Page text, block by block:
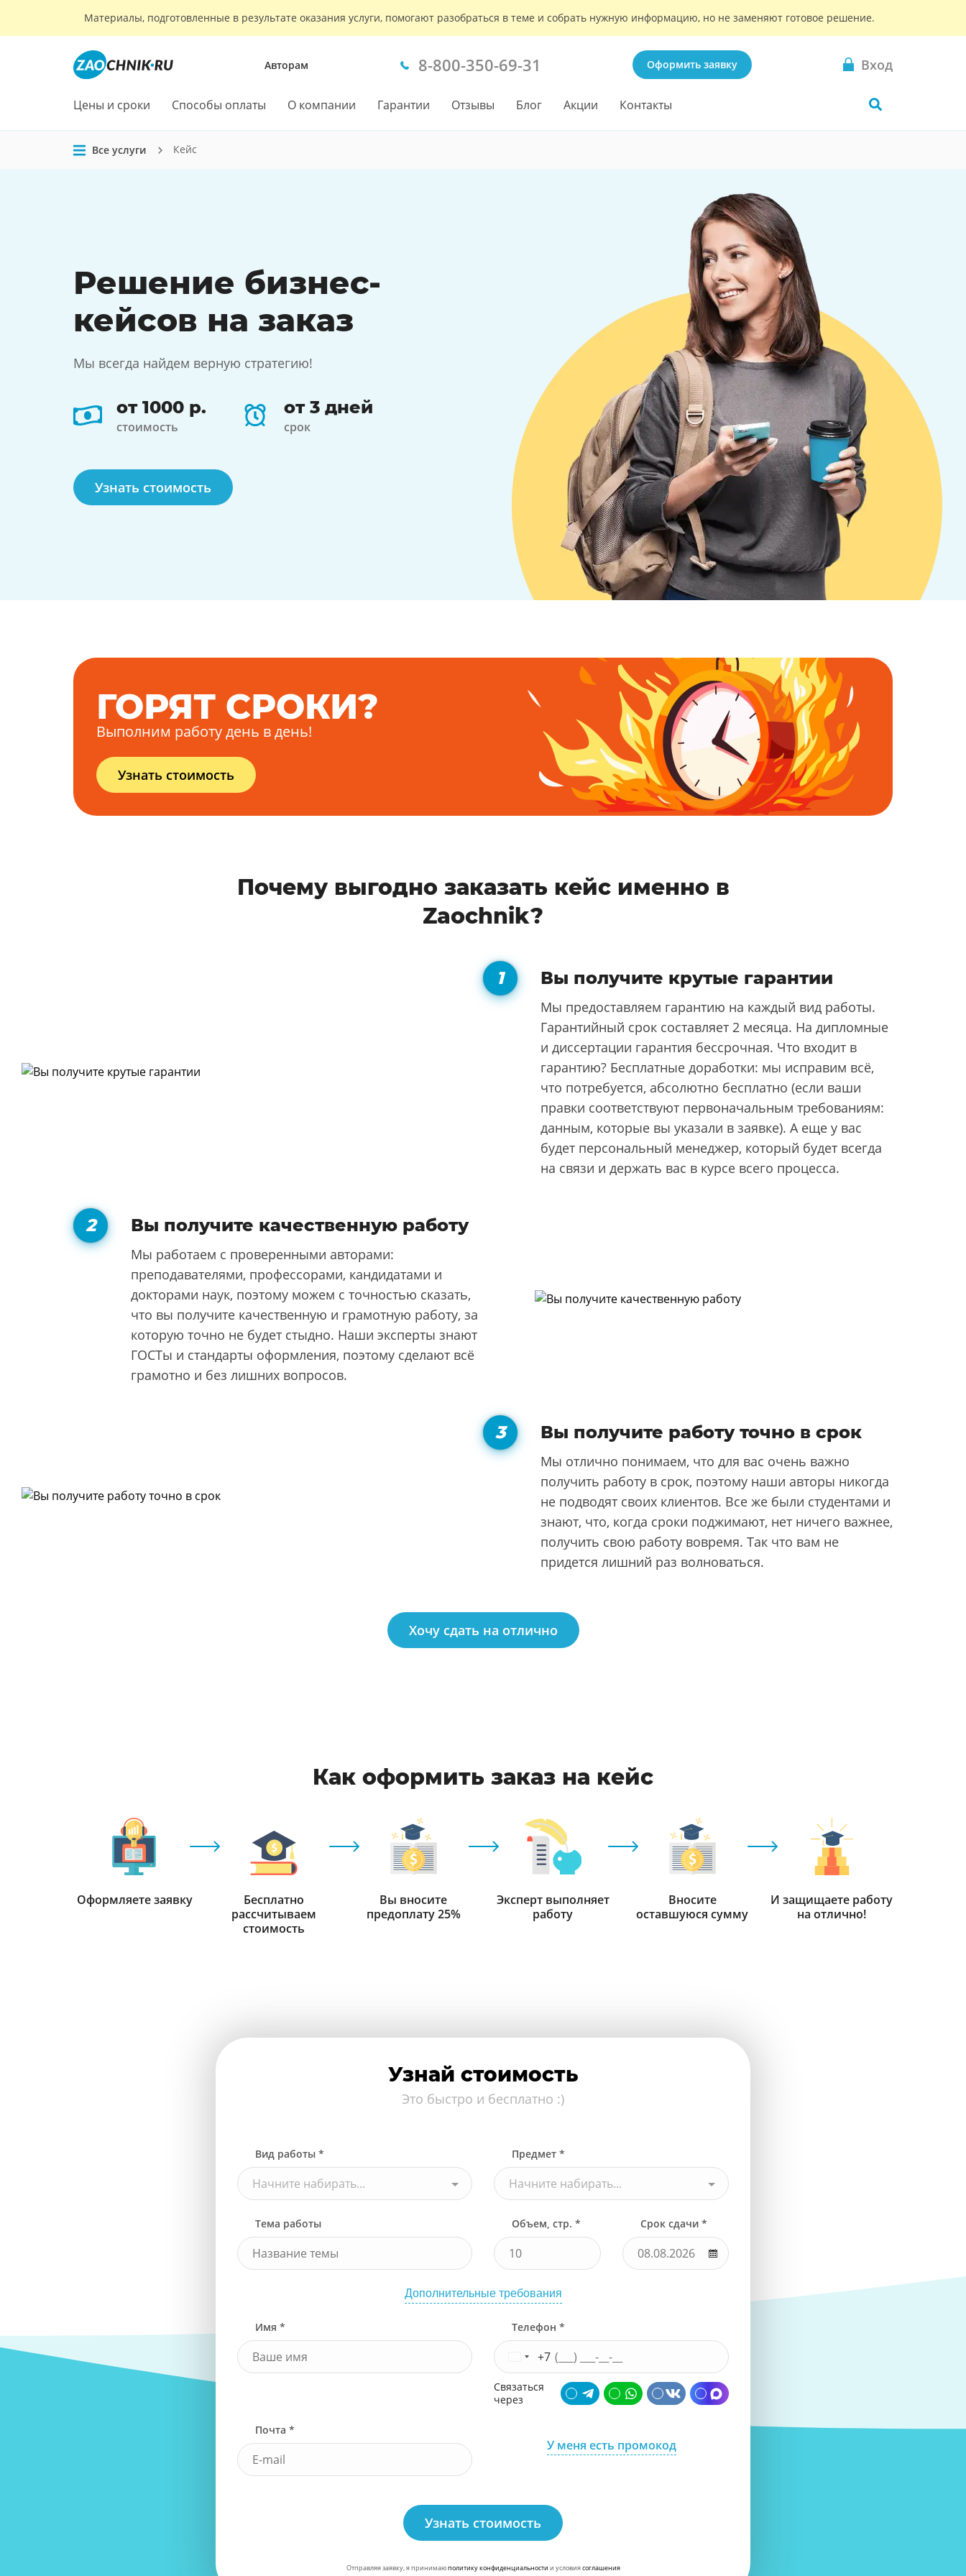
Материалы, подготовленные в результате оказания услуги, помогают разобраться в теме и собрать нужную информацию, но не заменяют готовое решение.
Авторам 8-800-350-69-31 Оформить заявку Вход
Цены и сроки Способы оплаты О компании Гарантии Отзывы Блог Акции Контакты
Все услуги Кейс
Решение бизнес-
кейсов на заказ
Мы всегда найдем верную стратегию!
от 1000 р.
стоимость
от 3 дней
срок
Узнать стоимость
ГОРЯТ СРОКИ?
Выполним работу день в день!
Узнать стоимость
Почему выгодно заказать кейс именно в
Zaochnik?
Вы получите крутые гарантии
Мы предоставляем гарантию на каждый вид работы.
Гарантийный срок составляет 2 месяца. На дипломные
и диссертации гарантия бессрочная. Что входит в
гарантию? Бесплатные доработки: мы исправим всё,
что потребуется, абсолютно бесплатно (если ваши
правки соответствуют первоначальным требованиям:
данным, которые вы указали в заявке). А еще у вас
будет персональный менеджер, который будет всегда
на связи и держать вас в курсе всего процесса.
Вы получите качественную работу
Мы работаем с проверенными авторами:
преподавателями, профессорами, кандидатами и
докторами наук, поэтому можем с точностью сказать,
что вы получите качественную и грамотную работу, за
которую точно не будет стыдно. Наши эксперты знают
ГОСТы и стандарты оформления, поэтому сделают всё
грамотно и без лишних вопросов.
Вы получите работу точно в срок
Мы отлично понимаем, что для вас очень важно
получить работу в срок, поэтому наши авторы никогда
не подводят своих клиентов. Все же были студентами и
знают, что, когда сроки поджимают, нет ничего важнее,
получить свою работу вовремя. Так что вам не
придется лишний раз волноваться.
Хочу сдать на отлично
Как оформить заказ на кейс
Оформляете заявку
Бесплатно
рассчитываем
стоимость
Вы вносите
предоплату 25%
Эксперт выполняет
работу
Вносите
оставшуюся сумму
И защищаете работу
на отлично!
Узнай стоимость
Это быстро и бесплатно :)
Вид работы *
Начните набирать...
Предмет *
Начните набирать...
Тема работы Объем, стр. * Срок сдачи *
Дополнительные требования
Имя * Телефон *
+7
Связаться
через
Почта *
У меня есть промокод
Узнать стоимость
Отправляя заявку, я принимаюполитику конфиденциальности и условиясоглашения